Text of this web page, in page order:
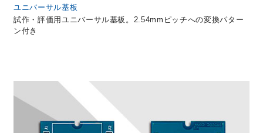
ユニバーサル基板
試作・評価用ユニバーサル基板。2.54mmピッチへの変換パター
ン付き